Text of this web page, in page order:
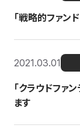
「戦略的ファン
2021.03.01
「クラウドファ
ます